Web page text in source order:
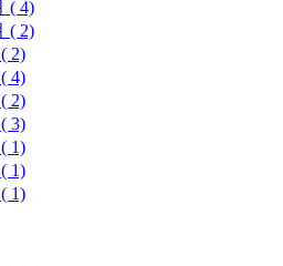
( 4)
( 2)
2)
4)
2)
3)
1)
1)
1)